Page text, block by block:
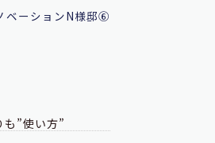
ベーションN様邸⑥
”使い方”